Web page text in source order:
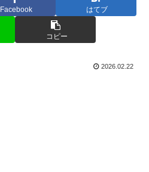
Facebook はてブ
コピー
2026.02.22